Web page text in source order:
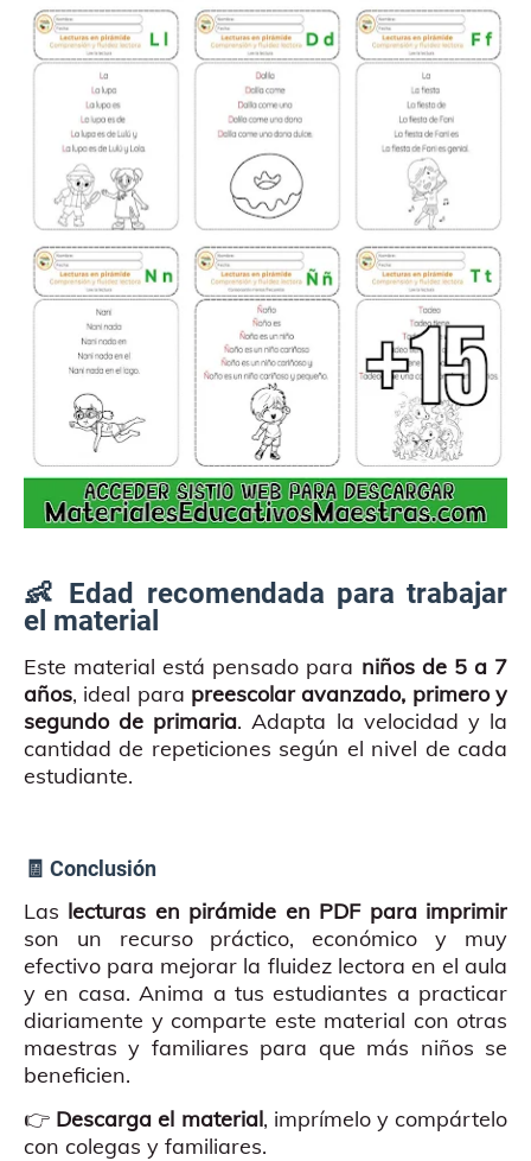
👶 Edad recomendada para trabajar
el material
Este material está pensado para niños de 5 a 7
años, ideal para preescolar avanzado, primero y
segundo de primaria. Adapta la velocidad y la
cantidad de repeticiones según el nivel de cada
estudiante.
🧾 Conclusión
Las lecturas en pirámide en PDF para imprimir
son un recurso práctico, económico y muy
efectivo para mejorar la fluidez lectora en el aula
y en casa. Anima a tus estudiantes a practicar
diariamente y comparte este material con otras
maestras y familiares para que más niños se
beneficien.
👉 Descarga el material, imprímelo y compártelo
con colegas y familiares.